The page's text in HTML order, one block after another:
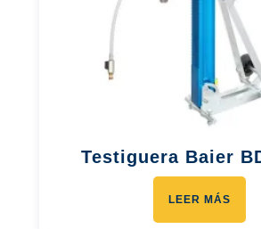
Testiguera Baier
LEER MÁS